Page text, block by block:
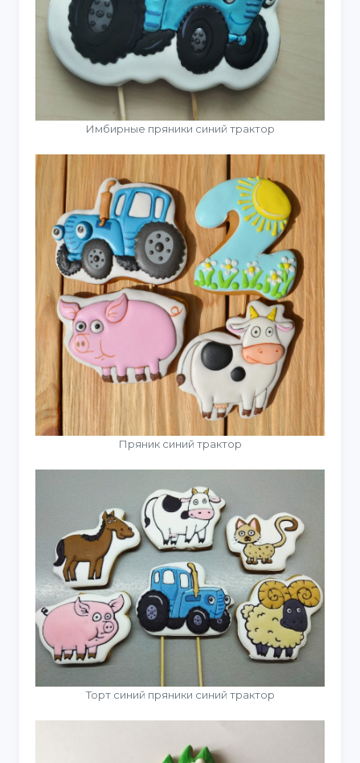
Имбирные пряники синий трактор
Пряник синий трактор
Торт синий пряники синий трактор